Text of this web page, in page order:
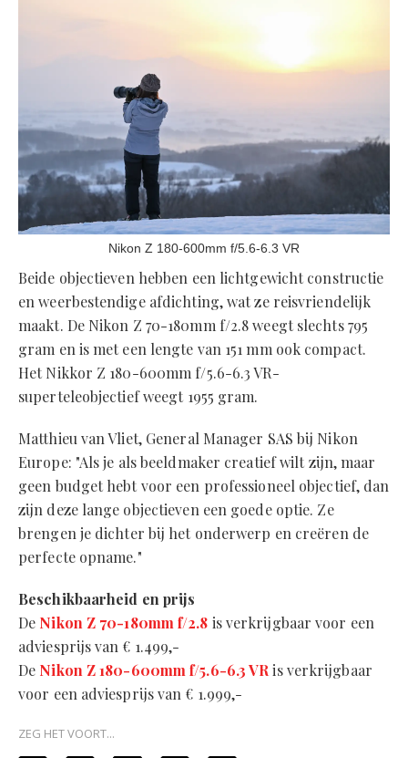
Nikon Z 180-600mm f/5.6-6.3 VR
Beide objectieven hebben een lichtgewicht constructie
en weerbestendige afdichting, wat ze reisvriendelijk
maakt. De Nikon Z 70-180mm f/2.8 weegt slechts 795
gram en is met een lengte van 151 mm ook compact.
Het Nikkor Z 180-600mm f/5.6-6.3 VR-
superteleobjectief weegt 1955 gram.
Matthieu van Vliet, General Manager SAS bij Nikon
Europe: "Als je als beeldmaker creatief wilt zijn, maar
geen budget hebt voor een professioneel objectief, dan
zijn deze lange objectieven een goede optie. Ze
brengen je dichter bij het onderwerp en creëren de
perfecte opname."
Beschikbaarheid en prijs
De Nikon Z 70-180mm f/2.8 is verkrijgbaar voor een
adviesprijs van € 1.499,-
De Nikon Z 180-600mm f/5.6-6.3 VR is verkrijgbaar
voor een adviesprijs van € 1.999,-
ZEG HET VOORT...